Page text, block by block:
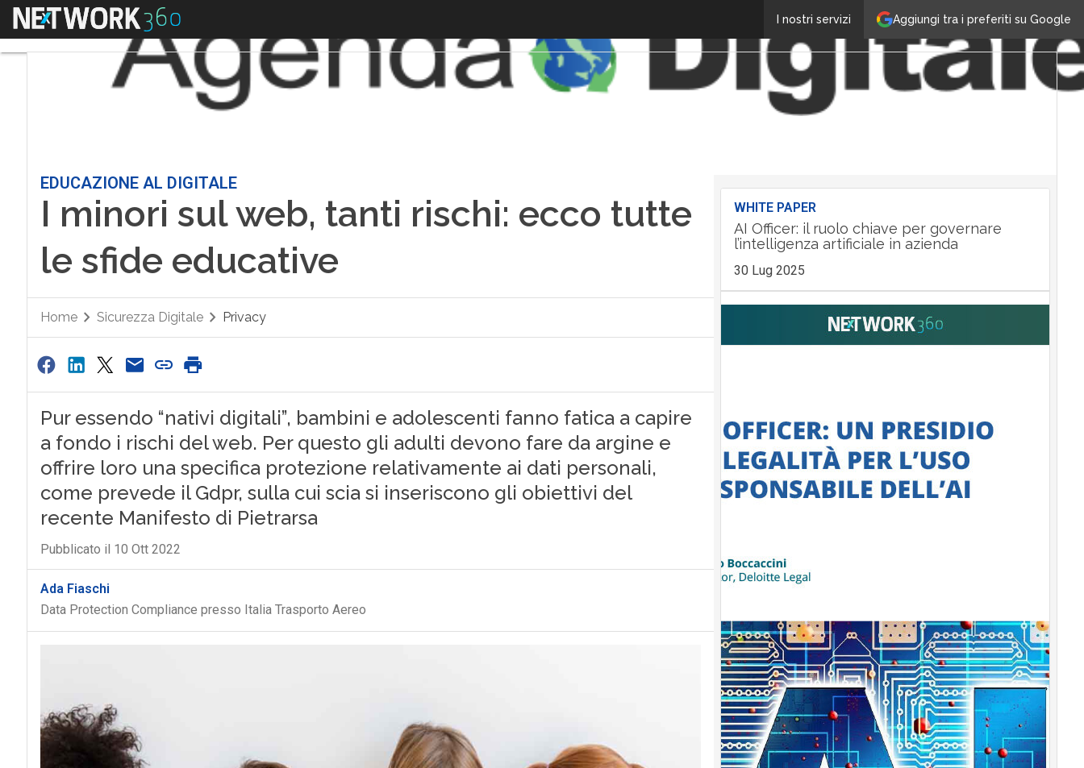
Aggiungi tra i preferiti su Google
I nostri servizi
Menu
EDUCAZIONE AL DIGITALE
I minori sul web, tanti rischi: ecco tutte
le sfide educative
Home Sicurezza Digitale Privacy
Pur essendo “nativi digitali”, bambini e adolescenti fanno fatica a capire
a fondo i rischi del web. Per questo gli adulti devono fare da argine e
offrire loro una specifica protezione relativamente ai dati personali,
come prevede il Gdpr, sulla cui scia si inseriscono gli obiettivi del
recente Manifesto di Pietrarsa
Pubblicato il 10 Ott 2022
Ada Fiaschi
Data Protection Compliance presso Italia Trasporto Aereo
WHITE PAPER
AI Officer: il ruolo chiave per governare
l’intelligenza artificiale in azienda
30 Lug 2025